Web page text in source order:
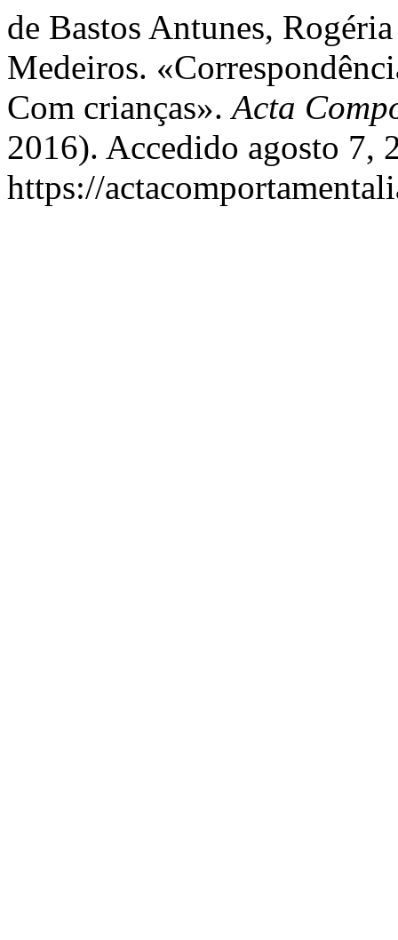
de Bastos Antunes,
Medeiros.
Com crianças».Acta
2016). Accedido agosto 7,
https://